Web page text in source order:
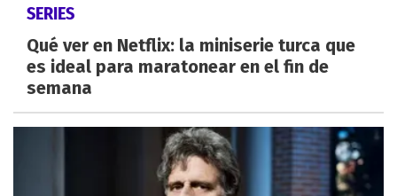
SERIES
Qué ver en Netflix: la miniserie turca que
es ideal para maratonear en el fin de
semana